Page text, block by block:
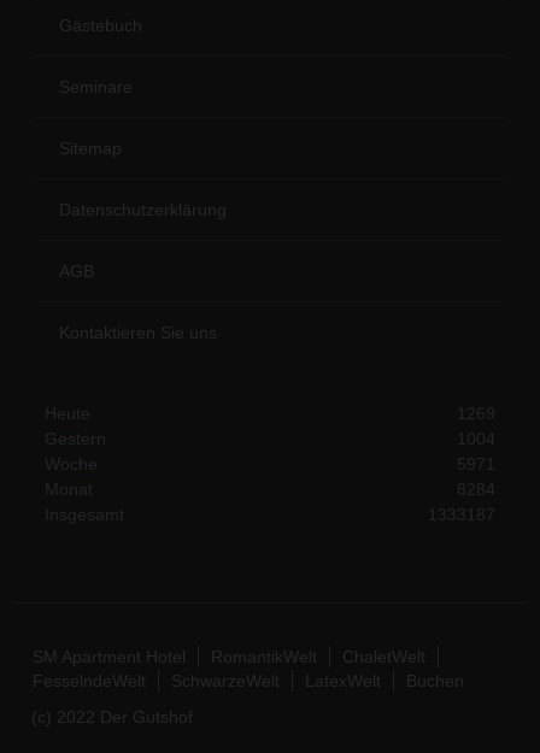
Gästebuch
Seminare
Sitemap
Datenschutzerklärung
AGB
Kontaktieren Sie uns
Heute
1269
Gestern
1004
Woche
5971
Monat
8284
Insgesamt
1333187
SM Apartment Hotel RomantikWelt
ChaletWelt
FesselndeWelt
SchwarzeWelt LatexWelt
Buchen
(c) 2022 Der Gutshof